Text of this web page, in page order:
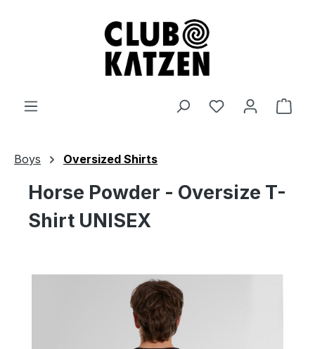
Boys Oversized Shirts
Horse Powder - Oversize T-
Shirt UNISEX
Bildergalerie überspringen